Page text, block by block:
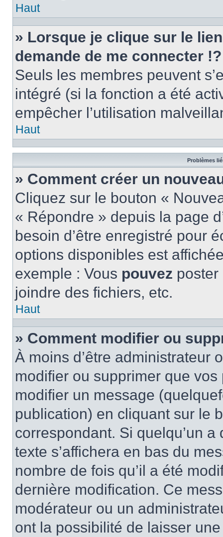
Haut
» Lorsque je clique sur le
demande de me connecter !?
Seuls les membres peuvent
intégré (si la fonction a été
empêcher l’utilisation
Haut
Problèmes
» Comment créer un
Cliquez sur le bouton «
« Répondre » depuis la page
besoin d’être enregistré pour
options disponibles est
exemple : Vous pouvez
joindre des fichiers, etc.
Haut
» Comment modifier ou
À moins d’être administrateur
modifier ou supprimer que
modifier un message
publication) en cliquant sur le
correspondant. Si quelqu’un
texte s’affichera en bas du
nombre de fois qu’il a été
dernière modification. Ce
modérateur ou un
ont la possibilité de laisser